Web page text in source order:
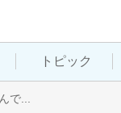
トピック
で...